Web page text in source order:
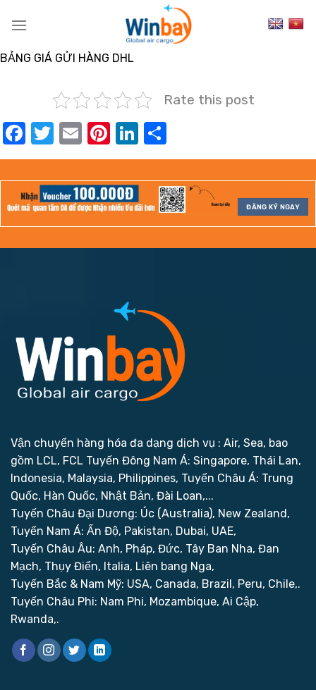
BẢNG GIÁ GỬI HÀNG DHL
Rate this post
Facebook
Twitter
EmailPinterest
LinkedIn
ĐĂNG KÝ NGAY
Vận chuyển hàng hóa đa dạng dịch vụ : Air, Sea, bao
gồm LCL, FCL Tuyến Đông Nam Á: Singapore, Thái Lan,
Indonesia, Malaysia, Philippines, Tuyến Châu Á: Trung
Quốc, Hàn Quốc, Nhật Bản, Đài Loan,...
Tuyến Châu Đại Dương: Úc (Australia), New Zealand,
Tuyến Nam Á: Ấn Độ, Pakistan, Dubai, UAE,
Tuyến Châu Âu: Anh, Pháp, Đức, Tây Ban Nha, Đan
Mạch, Thụy Điển, Italia, Liên bang Nga,
Tuyến Bắc & Nam Mỹ: USA, Canada, Brazil, Peru, Chile,.
Tuyến Châu Phi: Nam Phi, Mozambique, Ai Cập,
Rwanda,.